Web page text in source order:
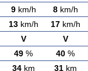
9km/h 8km/h
13km/h 17km/h
V V
49 % 40 %
34km 31km